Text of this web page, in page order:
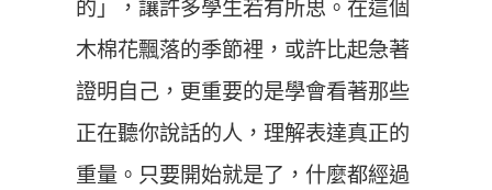
的」，讓許多學生若有所思。在這個
木棉花飄落的季節裡，或許比起急著
證明自己，更重要的是學會看著那些
正在聽你說話的人，理解表達真正的
重量。只要開始就是了，什麼都經過